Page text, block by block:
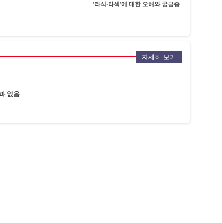
'라식·라섹'에 대한 오해와 궁금증
자세히 보기
없음